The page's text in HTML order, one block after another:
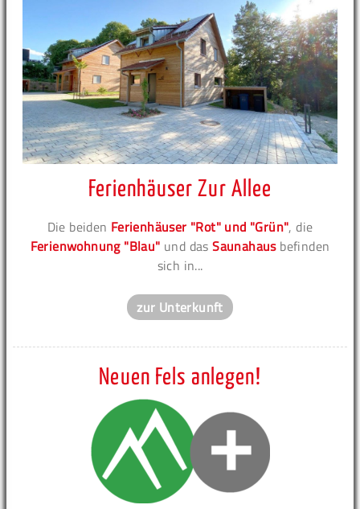
Ferienhäuser Zur Allee
Die beiden Ferienhäuser "Rot" und "Grün", die
Ferienwohnung "Blau" und dasSaunahausbefinden
sich in...
zur Unterkunft
Neuen Fels anlegen!